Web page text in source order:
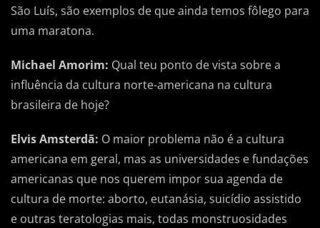
São Luís, são exemplos de que ainda temos fôlego para
uma maratona.
Michael Amorim: Qual teu ponto de vista sobre a
influência da cultura norte-americana na cultura
brasileira de hoje?
Elvis Amsterdã: O maior problema não é a cultura
americana em geral, mas as universidades e fundações
americanas que nos querem impor sua agenda de
cultura de morte: aborto, eutanásia, suicídio assistido
e outras teratologias mais, todas monstruosidades